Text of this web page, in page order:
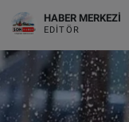
HABER MERKEZI
EDITÖR
BİLİM-
SAĞLIK
FOTO GALERİ
VIDEO
Haber Arşivi